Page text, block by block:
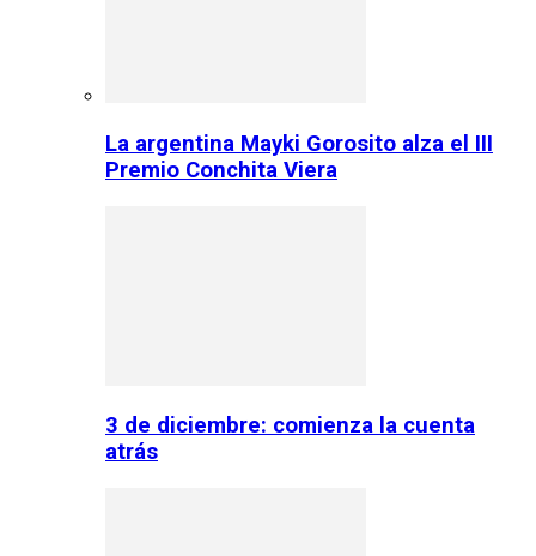
La argentina Mayki Gorosito alza el III
Premio Conchita Viera
3 de diciembre: comienza la cuenta
atrás